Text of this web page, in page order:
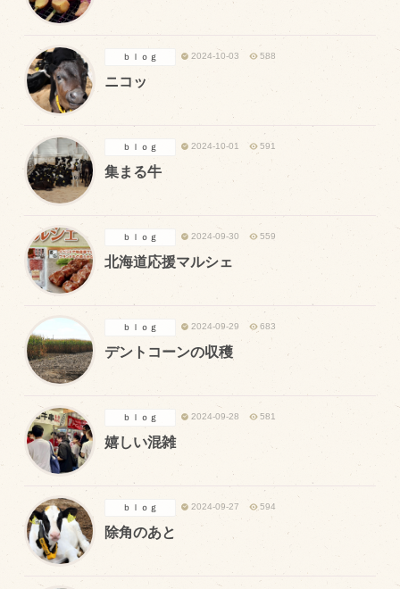
2024-10-03 588
ニコッ
ｂｌｏｇ
2024-10-01 591
集まる牛
ｂｌｏｇ
2024-09-30 559
北海道応援マルシェ
ｂｌｏｇ
2024-09-29 683
デントコーンの収穫
ｂｌｏｇ
2024-09-28 581
嬉しい混雑
ｂｌｏｇ
2024-09-27 594
除角のあと
ｂｌｏｇ
取り扱い店
飲食店
その他
マップから探す
問い合わせ
法人のお客様
Facebook
Twitter
LINE公式アカウント
RSS フィード